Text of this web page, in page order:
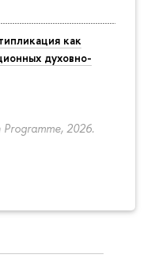
как
духовно-
2026.